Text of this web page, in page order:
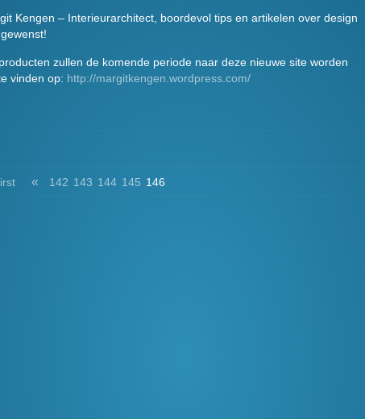
Kengen – Interieurarchitect, boordevol tips en artikelen over design
zullen de komende periode naar deze nieuwe site worden
vinden op: http://margitkengen.wordpress.com/
« 142 143 144 145 146